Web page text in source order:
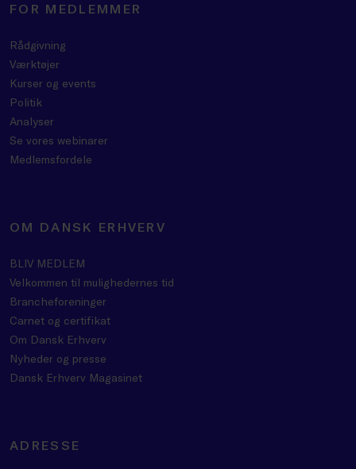
FOR MEDLEMMER
Rådgivning
Værktøjer
Kurser og events
Politik
Analyser
Se vores webinarer
Medlemsfordele
OM DANSK ERHVERV
BLIV MEDLEM
Velkommen til mulighedernes tid
Brancheforeninger
Carnet og certifikat
Om Dansk Erhverv
Nyheder og presse
Dansk Erhverv Magasinet
ADRESSE